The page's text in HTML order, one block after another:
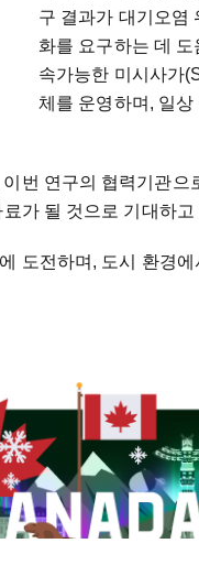
구 결과가 대기오염
화를 요구하는 데 도
속가능한 미시사가
체를 운영하며, 일
번 연구의 협력기관으
가 될 것으로 기대하고
도전하며, 도시 환경